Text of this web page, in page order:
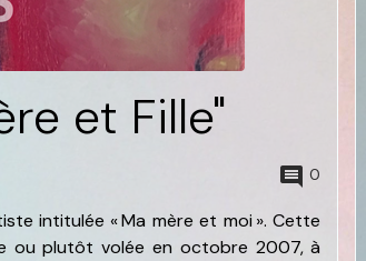
et Fille"
0
intitulée « Ma mère et moi ». Cette
ou plutôt volée en octobre 2007, à